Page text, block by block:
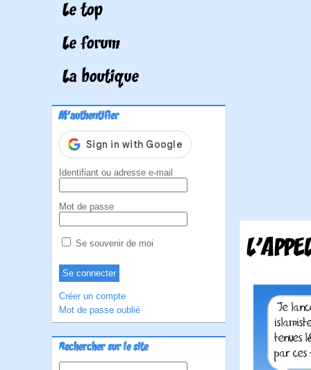
Le top
Le forum
La boutique
M'authentifier
Identifiant ou adresse e-mail
Mot de passe
Se souvenir de moi
Créer un compte
Mot de passe oublié
Rechercher sur le site